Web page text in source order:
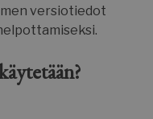
versiotiedot